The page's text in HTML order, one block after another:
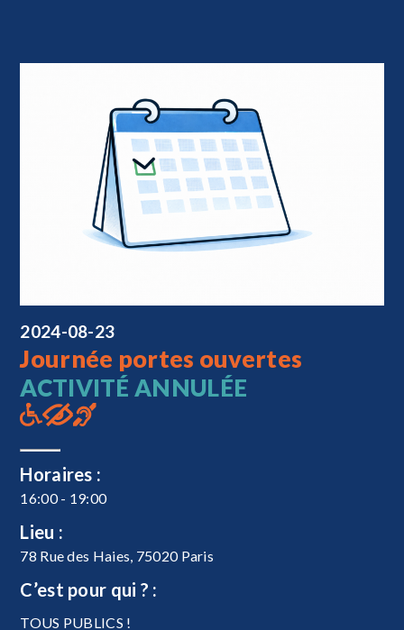
2024-08-23
Journée portes ouvertes
ACTIVITÉ ANNULÉE
Horaires :
16:00 - 19:00
Lieu :
78 Rue des Haies, 75020 Paris
C’est pour qui ? :
TOUS PUBLICS !